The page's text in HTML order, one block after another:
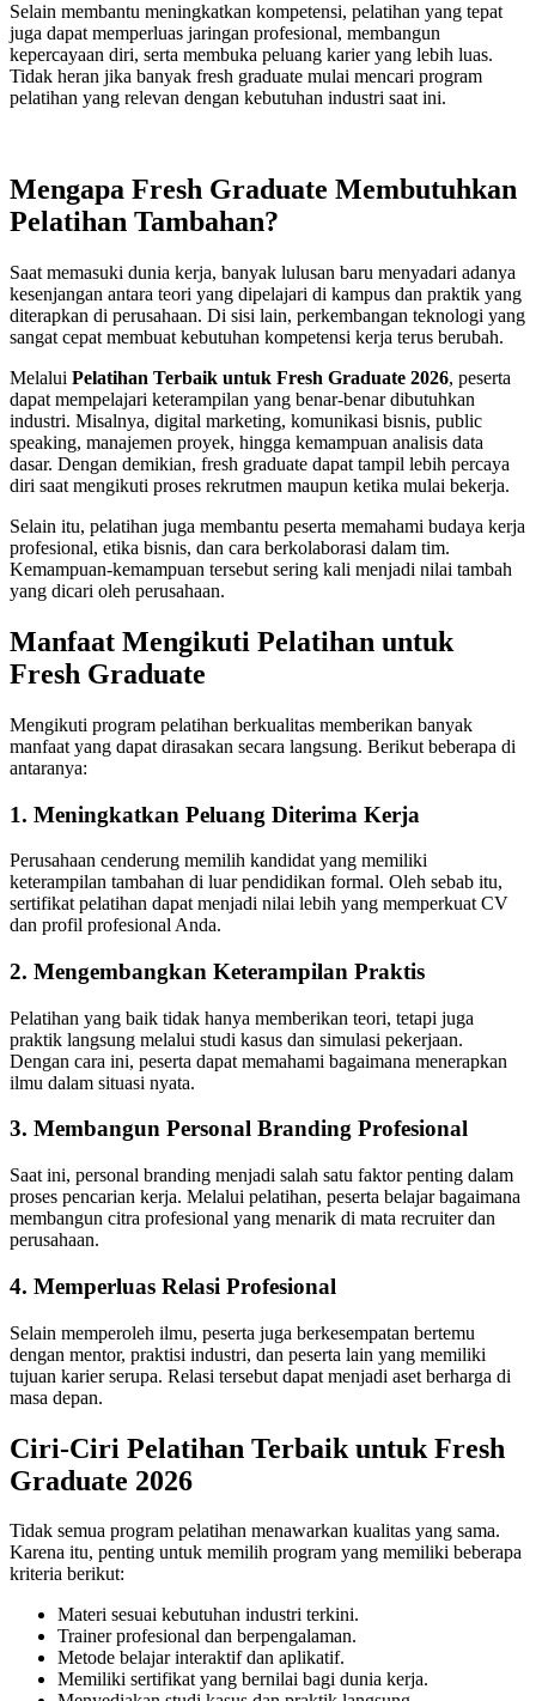
Selain membantu meningkatkan kompetensi, pelatihan yang tepat
juga dapat memperluas jaringan profesional, membangun
kepercayaan diri, serta membuka peluang karier yang lebih luas.
Tidak heran jika banyak fresh graduate mulai mencari program
pelatihan yang relevan dengan kebutuhan industri saat ini.
Mengapa Fresh Graduate Membutuhkan
Pelatihan Tambahan?
Saat memasuki dunia kerja, banyak lulusan baru menyadari adanya
kesenjangan antara teori yang dipelajari di kampus dan praktik yang
diterapkan di perusahaan. Di sisi lain, perkembangan teknologi yang
sangat cepat membuat kebutuhan kompetensi kerja terus berubah.
Melalui Pelatihan Terbaik untuk Fresh Graduate 2026, peserta
dapat mempelajari keterampilan yang benar-benar dibutuhkan
industri. Misalnya, digital marketing, komunikasi bisnis, public
speaking, manajemen proyek, hingga kemampuan analisis data
dasar. Dengan demikian, fresh graduate dapat tampil lebih percaya
diri saat mengikuti proses rekrutmen maupun ketika mulai bekerja.
Selain itu, pelatihan juga membantu peserta memahami budaya kerja
profesional, etika bisnis, dan cara berkolaborasi dalam tim.
Kemampuan-kemampuan tersebut sering kali menjadi nilai tambah
yang dicari oleh perusahaan.
Manfaat Mengikuti Pelatihan untuk
Fresh Graduate
Mengikuti program pelatihan berkualitas memberikan banyak
manfaat yang dapat dirasakan secara langsung. Berikut beberapa di
antaranya:
1. Meningkatkan Peluang Diterima Kerja
Perusahaan cenderung memilih kandidat yang memiliki
keterampilan tambahan di luar pendidikan formal. Oleh sebab itu,
sertifikat pelatihan dapat menjadi nilai lebih yang memperkuat CV
dan profil profesional Anda.
2. Mengembangkan Keterampilan Praktis
Pelatihan yang baik tidak hanya memberikan teori, tetapi juga
praktik langsung melalui studi kasus dan simulasi pekerjaan.
Dengan cara ini, peserta dapat memahami bagaimana menerapkan
ilmu dalam situasi nyata.
3. Membangun Personal Branding Profesional
Saat ini, personal branding menjadi salah satu faktor penting dalam
proses pencarian kerja. Melalui pelatihan, peserta belajar bagaimana
membangun citra profesional yang menarik di mata recruiter dan
perusahaan.
4. Memperluas Relasi Profesional
Selain memperoleh ilmu, peserta juga berkesempatan bertemu
dengan mentor, praktisi industri, dan peserta lain yang memiliki
tujuan karier serupa. Relasi tersebut dapat menjadi aset berharga di
masa depan.
Ciri-Ciri Pelatihan Terbaik untuk Fresh
Graduate 2026
Tidak semua program pelatihan menawarkan kualitas yang sama.
Karena itu, penting untuk memilih program yang memiliki beberapa
kriteria berikut:
Materi sesuai kebutuhan industri terkini.
Trainer profesional dan berpengalaman.
Metode belajar interaktif dan aplikatif.
Memiliki sertifikat yang bernilai bagi dunia kerja.